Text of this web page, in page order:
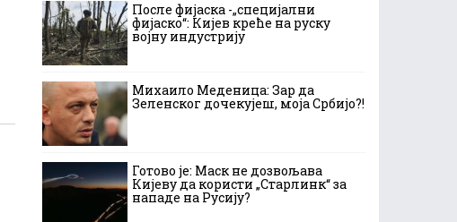
После фијаска -„специјални
фијаско“: Кијев креће на руску
војну индустрију
Михаило Меденица: Зар да
Зеленског дочекујеш, моја Србијо?!
Готово је: Маск не дозвољава
Кијеву да користи „Старлинк“ за
нападе на Русију?